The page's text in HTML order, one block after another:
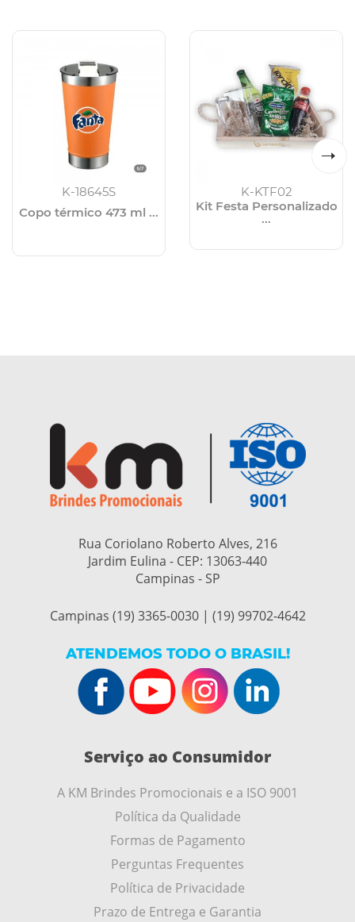
K-18645S
Copo térmico 473 ml ...
K-KTF02
Kit Festa Personalizado
...
Rua Coriolano Roberto Alves, 216
Jardim Eulina - CEP: 13063-440
Campinas - SP
Campinas (19) 3365-0030 | (19) 99702-4642
ATENDEMOS TODO O BRASIL!
Serviço ao Consumidor
A KM Brindes Promocionais e a ISO 9001
Política da Qualidade
Formas de Pagamento
Perguntas Frequentes
Política de Privacidade
Prazo de Entrega e Garantia